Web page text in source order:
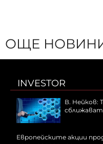
ОЩЕ
INVESTOR
В. Нейков:
сближават
Европейските акции